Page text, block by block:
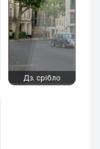
Дз. срібло